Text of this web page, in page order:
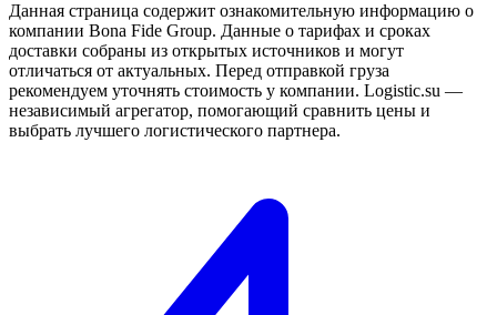
Данная страница содержит ознакомительную информацию о
компании Bona Fide Group. Данные о тарифах и сроках
доставки собраны из открытых источников и могут
отличаться от актуальных. Перед отправкой груза
рекомендуем уточнять стоимость у компании. Logistic.su —
независимый агрегатор, помогающий сравнить цены и
выбрать лучшего логистического партнера.